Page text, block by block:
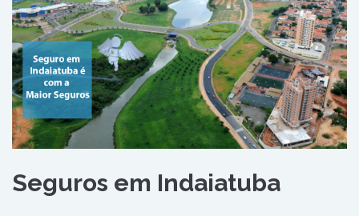
Seguros em Indaiatuba